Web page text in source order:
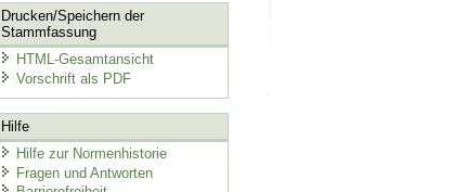
Drucken/Speichern der
Stammfassung
HTML-Gesamtansicht
Vorschrift als PDF
Hilfe
Hilfe zur Normenhistorie
Fragen und Antworten